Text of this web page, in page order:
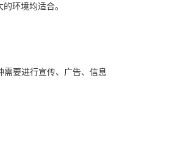
环境均适合。
要进行宣传、广告、信息